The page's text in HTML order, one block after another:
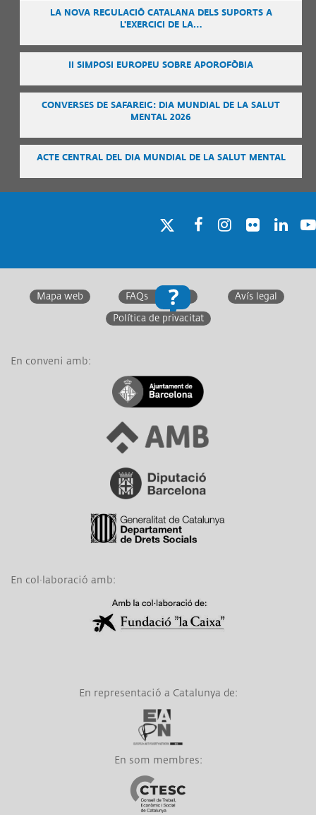
LA NOVA REGULACIÓ CATALANA DELS SUPORTS A
L'EXERCICI DE LA…
II SIMPOSI EUROPEU SOBRE APOROFÒBIA
CONVERSES DE SAFAREIG: DIA MUNDIAL DE LA SALUT
MENTAL 2026
ACTE CENTRAL DEL DIA MUNDIAL DE LA SALUT MENTAL
Mapa web FAQs Avís legal
Política de privacitat
En conveni amb:
Link a Ajuntament de Barcelona
Link a Àrea Metropolitana de Barcelona
Link a Diputació de Barcelona
Link a Generalitat de Catalunya
En col·laboració amb:
En representació a Catalunya de:
Link a EAPN
En som membres:
Link a CTESC